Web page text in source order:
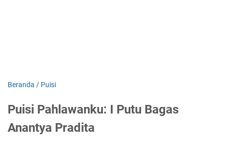
Beranda / Puisi
Puisi Pahlawanku: I Putu Bagas
Anantya Pradita